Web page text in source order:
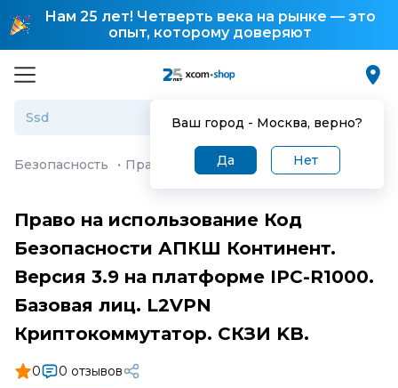
Нам 25 лет! Четверть века на рынке — это
опыт, которому доверяют
Ваш город - Москва, верно?
Да Нет
Безопасность · Право на использование Код
Право на использование Код
Безопасности АПКШ Континент.
Версия 3.9 на платформе IPC-R1000.
Базовая лиц. L2VPN
Криптокоммутатор. СКЗИ KB.
0 0 отзывов